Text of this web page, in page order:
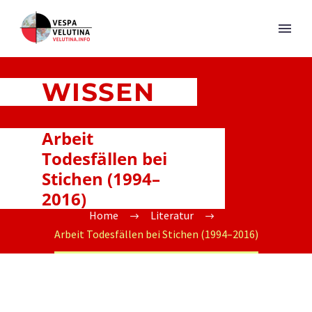
WISSEN
Arbeit
Todesfällen bei
Stichen (1994–
2016)
Home
Literatur
Arbeit Todesfällen bei Stichen (1994–2016)